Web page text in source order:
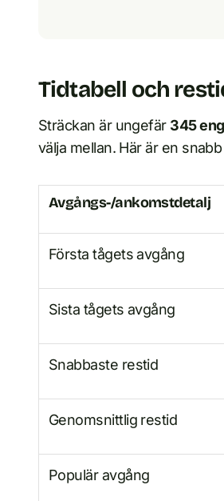
Tidtabell och
Sträckan är ungefär 345
välja mellan. Här är en
Avgångs-/ankomstdetalj
Första tågets avgång
Sista tågets avgång
Snabbaste restid
Genomsnittlig restid
Populär avgång